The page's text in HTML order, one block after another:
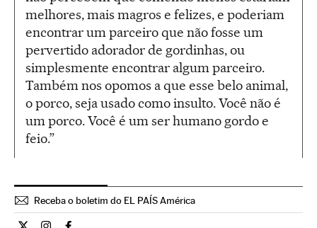
melhores, mais magros e felizes, e poderiam
encontrar um parceiro que não fosse um
pervertido adorador de gordinhas, ou
simplesmente encontrar algum parceiro.
Também nos opomos a que esse belo animal,
o porco, seja usado como insulto. Você não é
um porco. Você é um ser humano gordo e
feio.”
Receba o boletim do EL PAÍS América